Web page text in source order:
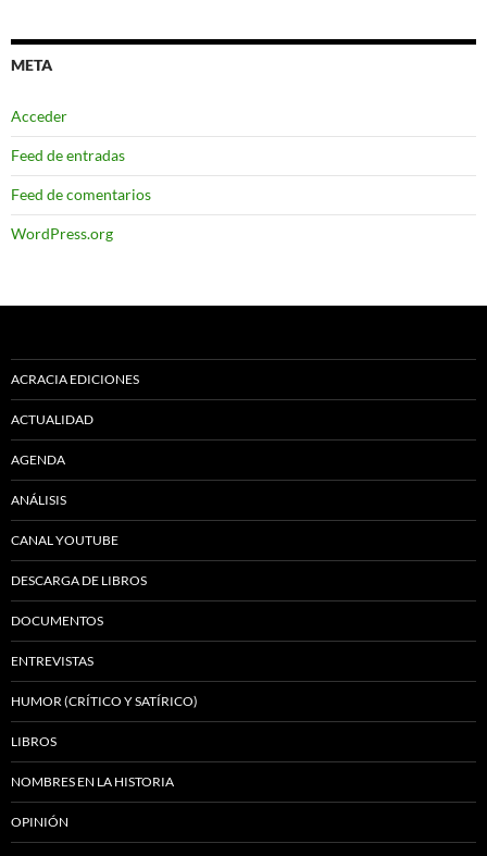
META
Acceder
Feed de entradas
Feed de comentarios
WordPress.org
ACRACIA EDICIONES
ACTUALIDAD
AGENDA
ANÁLISIS
CANAL YOUTUBE
DESCARGA DE LIBROS
DOCUMENTOS
ENTREVISTAS
HUMOR (CRÍTICO Y SATÍRICO)
LIBROS
NOMBRES EN LA HISTORIA
OPINIÓN